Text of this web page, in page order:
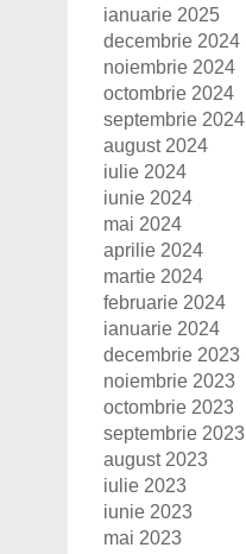
ianuarie 2025
decembrie 2024
noiembrie 2024
octombrie 2024
septembrie 2024
august 2024
iulie 2024
iunie 2024
mai 2024
aprilie 2024
martie 2024
februarie 2024
ianuarie 2024
decembrie 2023
noiembrie 2023
octombrie 2023
septembrie 2023
august 2023
iulie 2023
iunie 2023
mai 2023